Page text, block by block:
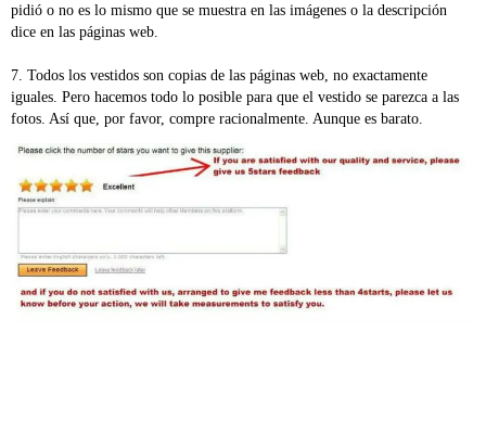
pidió o no es lo mismo que se muestra en las imágenes o la descripción
dice en las páginas web.
7. Todos los vestidos son copias de las páginas web, no exactamente
iguales. Pero hacemos todo lo posible para que el vestido se parezca a las
fotos. Así que, por favor, compre racionalmente. Aunque es barato.